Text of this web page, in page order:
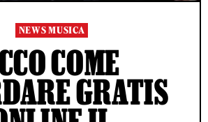
NEWS MUSICA
COME
GRATIS